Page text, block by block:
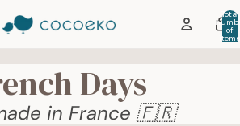
Total
of
items
Days
in France 🇫🇷